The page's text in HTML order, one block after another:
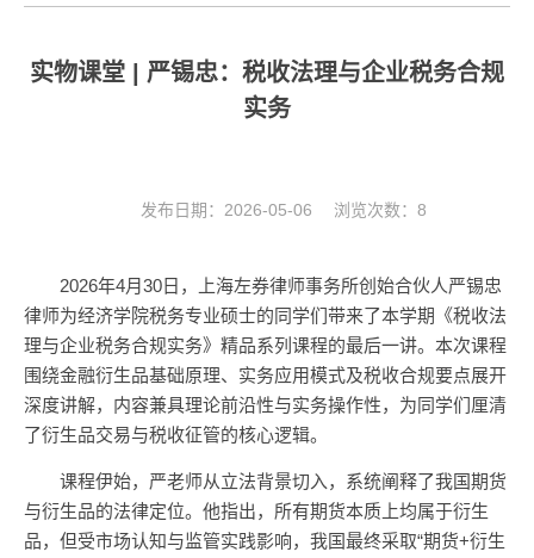
实物课堂 | 严锡忠：税收法理与企业税务合规
实务
发布日期：2026-05-06 浏览次数： 8
2026年4月30日，上海左券律师事务所创始合伙人严锡忠
律师为经济学院税务专业硕士的同学们带来了本学期《税收法
理与企业税务合规实务》精品系列课程的最后一讲。本次课程
围绕金融衍生品基础原理、实务应用模式及税收合规要点展开
深度讲解，内容兼具理论前沿性与实务操作性，为同学们厘清
了衍生品交易与税收征管的核心逻辑。
课程伊始，严老师从立法背景切入，系统阐释了我国期货
与衍生品的法律定位。他指出，所有期货本质上均属于衍生
品，但受市场认知与监管实践影响，我国最终采取“期货+衍生